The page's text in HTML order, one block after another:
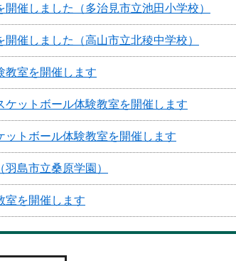
催しました（多治見市立池田小学校）
催しました（高山市立北稜中学校）
教室を開催します
ットボール体験教室を開催します
トボール体験教室を開催します
島市立桑原学園）
室を開催します